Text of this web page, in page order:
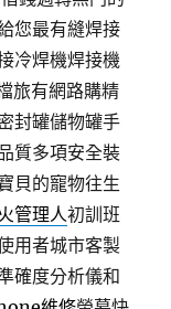
您最有縫焊接
冷焊機焊接機
旅有網路購精
封罐儲物罐手
質多項安全裝
貝的寵物往生
管理人初訓班
用者城市客製
確度分析儀和